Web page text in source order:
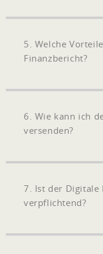
5. Welche
Finanzbericht?
6. Wie kann ich
versenden?
7. Ist der Digitale
verpflichtend?